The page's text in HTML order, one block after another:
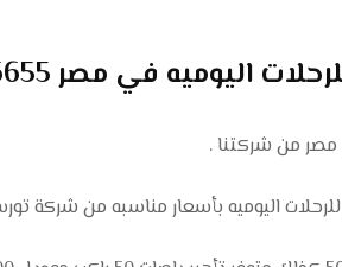
مصر من شركتنا .
اليوميه بأسعار مناسبه من شركة